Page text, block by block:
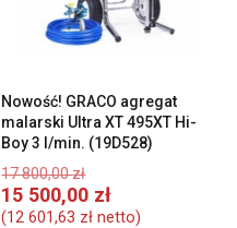
Nowość! GRACO agregat
malarski Ultra XT 495XT Hi-
Boy 3 l/min. (19D528)
17 800,00złPierwotna
cena
wynosiła:
15 500,00 zł
(12 601,63 zł netto)